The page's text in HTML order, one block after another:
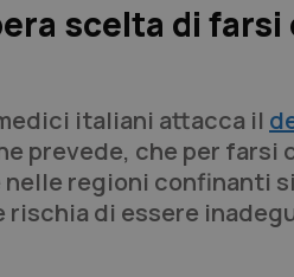
scelta di farsi
italiani attacca il
prevede, che per farsi
regioni confinanti
rischia di essere